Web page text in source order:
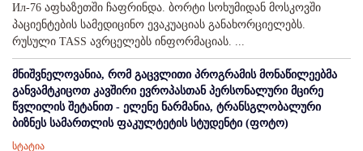
Ил-76 აფხაზეთში ჩაფრინდა. ბორტი სოხუმიდან მოსკოვში
პაციენტების სამედიცინო ევაკუაციას განახორციელებს.
რუსული TASS ავრცელებს ინფორმაციას. ...
მნიშვნელოვანია, რომ გაცვლითი პროგრამის მონაწილეებმა
განვამტკიცოთ კავშირი ევროპასთან პერსონალური მცირე
წვლილის შეტანით - ელენე ნარმანია, ტრანსგლობალური
ბიზნეს სამართლის ფაკულტეტის სტუდენტი (ფოტო)
სტატია